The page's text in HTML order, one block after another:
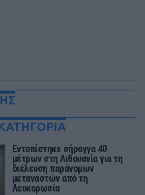
Εντοπίστηκε σήραγγα 40
μέτρων στη Λιθουανία για τη
διέλευση παράνομων
μεταναστών από τη
Λευκορωσία